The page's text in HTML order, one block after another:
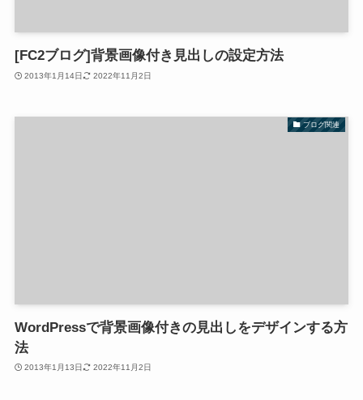
[FC2ブログ]背景画像付き見出しの設定方法
2013年1月14日 2022年11月2日
ブログ関連
WordPressで背景画像付きの見出しをデザインする方
法
2013年1月13日 2022年11月2日